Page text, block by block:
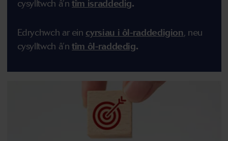
cysylltwch â’n tîm israddedig.
Edrychwch ar ein cyrsiau i ôl-raddedigion, neu
cysylltwch â’n tîm ôl-raddedig.